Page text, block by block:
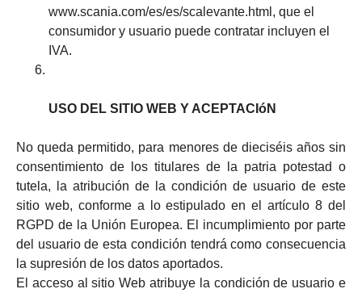
www.scania.com/es/es/scalevante.html, que el
consumidor y usuario puede contratar incluyen el
IVA.
USO DEL SITIO WEB Y ACEPTACIóN
No queda permitido, para menores de dieciséis años sin
consentimiento de los titulares de la patria potestad o
tutela, la atribución de la condición de usuario de este
sitio web, conforme a lo estipulado en el artículo 8 del
RGPD de la Unión Europea. El incumplimiento por parte
del usuario de esta condición tendrá como consecuencia
la supresión de los datos aportados.
El acceso al sitio Web atribuye la condición de usuario e